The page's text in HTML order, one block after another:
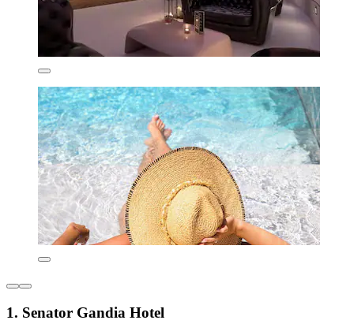
1. Senator Gandia Hotel